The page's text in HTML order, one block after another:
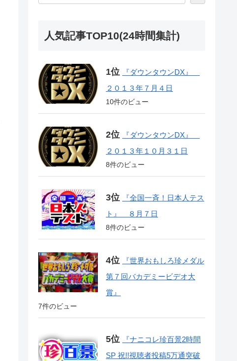
人気記事TOP10(24時間集計)
『ダウンタウンDX』
２０１３年７月４日
10件のビュー
『ダウンタウンDX』
２０１３年１０月３１日
8件のビュー
『全国一斉！日本人テス
ト』 ８月７日
8件のビュー
『世界おもしろ珍メダル
第７回バカデミービデオ大
賞』
7件のビュー
『ナニコレ珍百景2時間
SP 祝!!視聴者投稿5万通突破